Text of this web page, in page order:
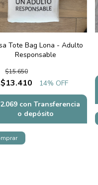
Tote Bag Lona - Adulto
Responsable
$13.410
$15.650
14% OFF
con Transferencia
o depósito